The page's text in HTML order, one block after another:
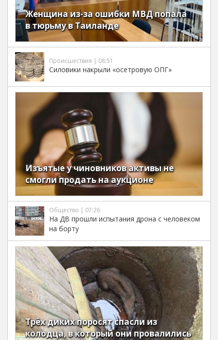
Женщина из-за ошибки МВД попала
в тюрьму в Таиланде
Происшествия | 08:51
Силовики накрыли «осетровую ОПГ»
Изъятые у чиновников активы не
смогли продать на аукционе
Общество | 07:26
На ДВ прошли испытания дрона с человеком
на борту
Трёх диких поросят спасли из
колодца, в который они провалились